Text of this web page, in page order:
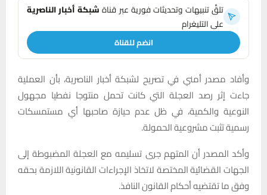
تلقَّ تنبيهات وتحديثات فورية عبر قناةشبكة أخبار الناصرية
على التليغرام
انضم للقناة
وأفاد مصدر أمني في تصريح لشبكة أخبار الناصرية، بأن العملية
جاءت إثر رصد العجلة التي كانت تحمل منتوجا نفطيا مجهول
النوعية والكمية، في ظل عدم حيازة صاحبها أي مستمسكات
رسمية تثبت مشروعية الحمولة.
وأكد المصدر أن المتهم جرى تسليمه مع العجلة المضبوطة إلى
الجهات القضائية المختصة لاتخاذ الإجراءات القانونية اللازمة بحقه
وفق ما تقتضيه أحكام القانون النافذ.